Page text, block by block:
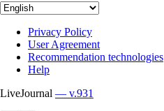
Privacy Policy
User Agreement
Recommendation technologies
Help
LiveJournal — v.931